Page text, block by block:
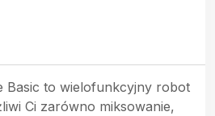
Basic to wielofunkcyjny robot
Ci zarówno miksowanie,